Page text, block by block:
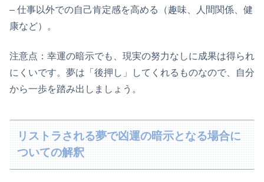
– 仕事以外での自己肯定感を高める（趣味、人間関係、健
康など）。
注意点：幸運の暗示でも、現実の努力なしに成果は得られ
にくいです。夢は「後押し」してくれるものなので、自分
から一歩を踏み出しましょう。
リストラされる夢で凶運の暗示となる場合に
ついての解釈